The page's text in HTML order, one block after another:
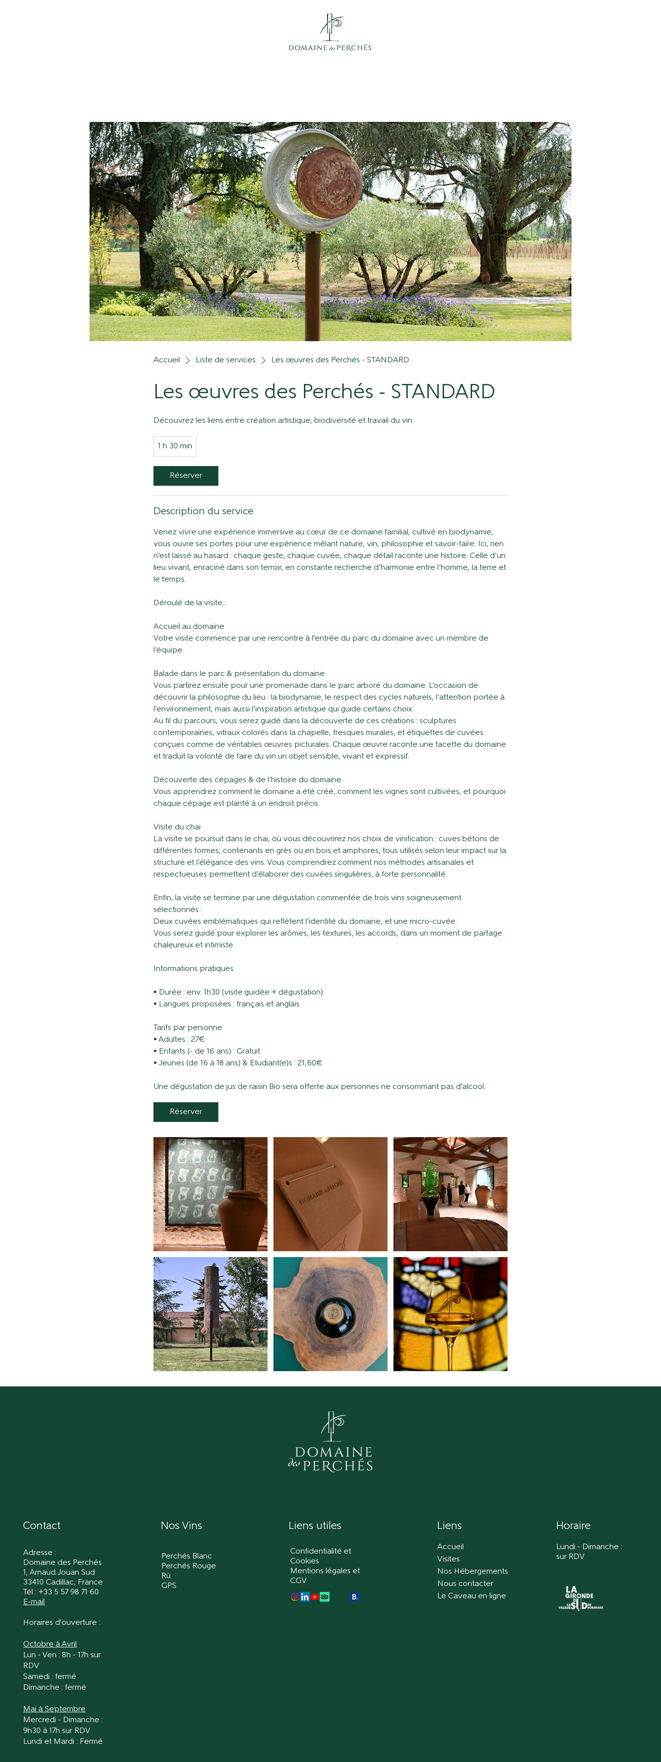
Accueil Liste de services Les œuvres des Perchés - STANDARD
Les œuvres des Perchés - STANDARD
Découvrez les liens entre création artistique, biodiversité et travail du vin.
1 h 30 min
3
i
Réserver
Description du service
Venez vivre une expérience immersive au coeur de ce domaine familial, cultivé en biodynamie,
vous ouvre ses portes pour une expérience mêlant nature, vin, philosophie et savoir-faire. Ici, rien
n’est laissé au hasard : chaque geste, chaque cuvée, chaque détail raconte une histoire. Celle d’un
lieu vivant, enraciné dans son terroir, en constante recherche d’harmonie entre l’homme, la terre et
le temps.
Déroulé de la visite :
Accueil au domaine
Votre visite commence par une rencontre à l'entrée du parc du domaine avec un membre de
l’équipe.
Balade dans le parc & présentation du domaine
Vous partirez ensuite pour une promenade dans le parc arboré du domaine. L’occasion de
découvrir la philosophie du lieu : la biodynamie, le respect des cycles naturels, l’attention portée à
l’environnement, mais aussi l’inspiration artistique qui guide certains choix.
Au fil du parcours, vous serez guidé dans la découverte de ces créations : sculptures
contemporaines, vitraux colorés dans la chapelle, fresques murales, et étiquettes de cuvées
conçues comme de véritables œuvres picturales. Chaque œuvre raconte une facette du domaine
et traduit la volonté de faire du vin un objet sensible, vivant et expressif.
Découverte des cépages & de l’histoire du domaine
Vous apprendrez comment le domaine a été créé, comment les vignes sont cultivées, et pourquoi
chaque cépage est planté à un endroit précis.
Visite du chai
La visite se poursuit dans le chai, où vous découvrirez nos choix de vinification : cuves bétons de
différentes formes, contenants en grès ou en bois et amphores, tous utilisés selon leur impact sur la
structure et l’élégance des vins. Vous comprendrez comment nos méthodes artisanales et
respectueuses permettent d’élaborer des cuvées singulières, à forte personnalité.
Enfin, la visite se termine par une dégustation commentée de trois vins soigneusement
sélectionnés :
Deux cuvées emblématiques qui reflètent l’identité du domaine, et une micro-cuvée.
Vous serez guidé pour explorer les arômes, les textures, les accords, dans un moment de partage
chaleureux et intimiste.
Informations pratiques
• Durée : env. 1h30 (visite guidée + dégustation)
• Langues proposées : français et anglais
Tarifs par personne
• Adultes : 27€
• Enfants (- de 16 ans) : Gratuit
• Jeunes (de 16 à 18 ans) & Etudiant(e)s : 21,60€
Réserver
Contact
Adresse :
Domaine des Perchés
1, Arnaud Jouan Sud
33410 Cadillac, France
Tél : +33 5 57 98 71 60
E-mail
Horaires d'ouverture :
Octobre à Avril
Lun - Ven : 8h - 17h sur
RDV​​
​​Samedi : fermé
Dimanche : fermé
Mai à Septembre
Mercredi - Dimanche :
9h30 à 17h sur RDV
Lundi et Mardi : Fermé
Nos Vins
Perchés Blanc
Perchés Rouge
Rù
GPS
Liens utiles
Confidentialité et
Cookies
Mentions légales et
CGV
Liens
Accueil
Visites
Nos Hébergements
Nous contacter
Le Caveau en ligne
Horaire
Lundi - Dimanche :
sur RDV